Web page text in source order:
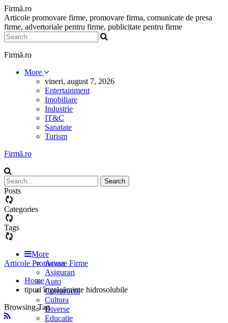
Firmă.ro
Articole promovare firme, promovare firma, comunicate de presa
firme, advertoriale pentru firme, publicitate pentru firme
Firmă.ro
More
vineri, august 7, 2026
Entertainment
Imobiliare
Industrie
IT&C
Sanatate
Turism
Firmă.ro
Posts
Categories
Tags
More
Acasa
Asigurari
Auto
Constructii
Cultura
Diverse
Educatie
Articole Promovare Firme
Home
tipuri îngrășăminte hidrosolubile
Browsing Tag